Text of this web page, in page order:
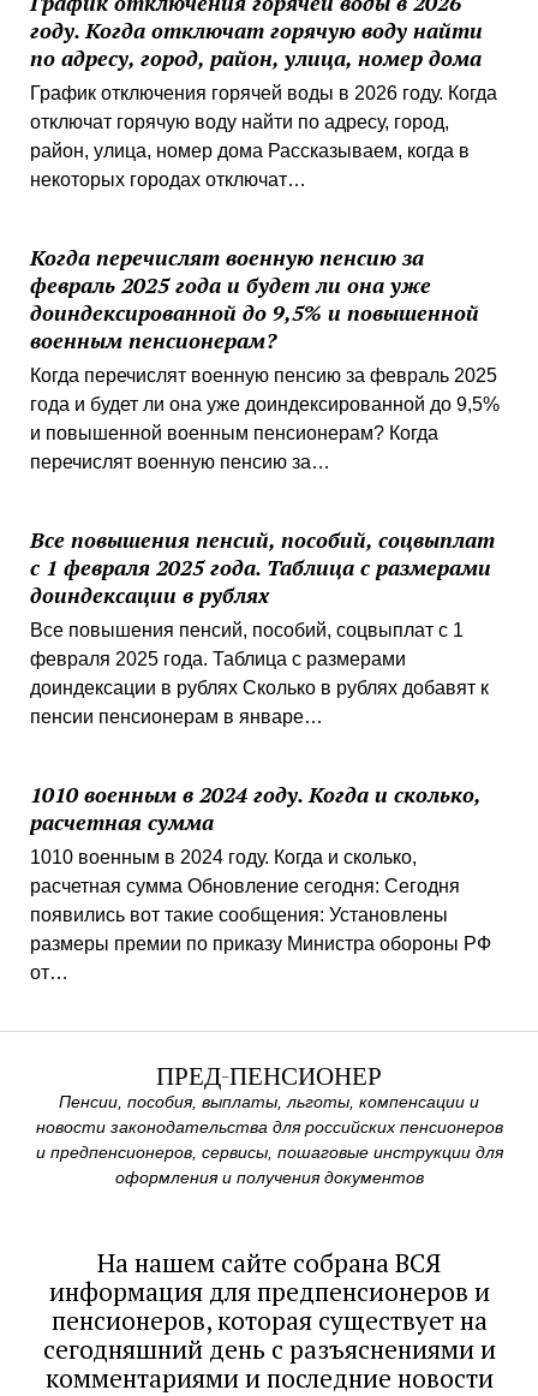
году. Когда отключат горячую воду найти
по адресу, город, район, улица, номер дома
График отключения горячей воды в 2026 году. Когда
отключат горячую воду найти по адресу, город,
район, улица, номер дома Рассказываем, когда в
некоторых городах отключат…
Когда перечислят военную пенсию за
февраль 2025 года и будет ли она уже
доиндексированной до 9,5% и повышенной
военным пенсионерам?
Когда перечислят военную пенсию за февраль 2025
года и будет ли она уже доиндексированной до 9,5%
и повышенной военным пенсионерам? Когда
перечислят военную пенсию за…
Все повышения пенсий, пособий, соцвыплат
с 1 февраля 2025 года. Таблица с размерами
доиндексации в рублях
Все повышения пенсий, пособий, соцвыплат с 1
февраля 2025 года. Таблица с размерами
доиндексации в рублях Сколько в рублях добавят к
пенсии пенсионерам в январе…
1010 военным в 2024 году. Когда и сколько,
расчетная сумма
1010 военным в 2024 году. Когда и сколько,
расчетная сумма Обновление сегодня: Сегодня
появились вот такие сообщения: Установлены
размеры премии по приказу Министра обороны РФ
от…
ПРЕД-ПЕНСИОНЕР
Пенсии, пособия, выплаты, льготы, компенсации и
новости законодательства для российских пенсионеров
и предпенсионеров, сервисы, пошаговые инструкции для
оформления и получения документов
На нашем сайте собрана ВСЯ
информация для предпенсионеров и
пенсионеров, которая существует на
сегодняшний день с разъяснениями и
комментариями и последние новости